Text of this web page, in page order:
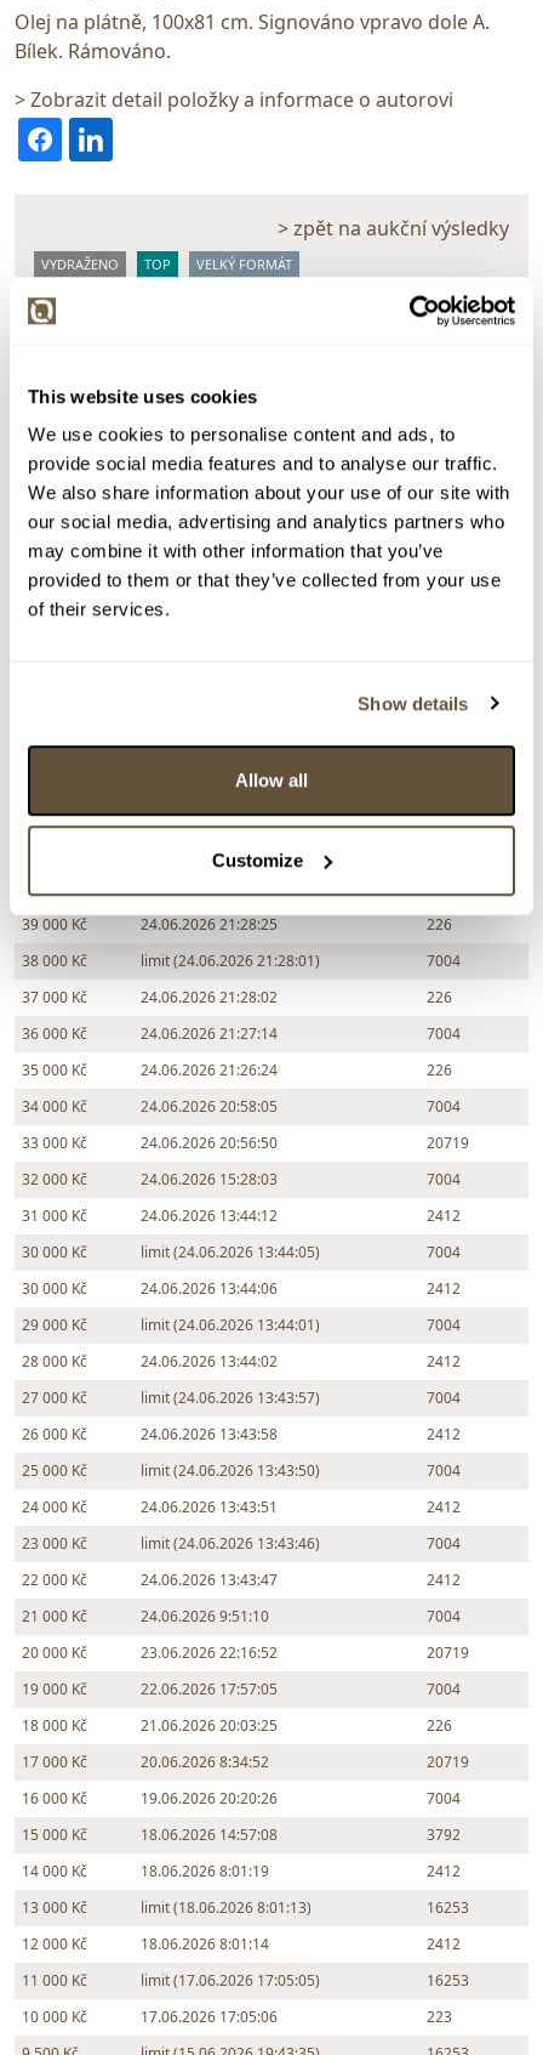
This website uses cookies
We use cookies to personalise content and ads, to
provide social media features and to analyse our traffic.
We also share information about your use of our site with
our social media, advertising and analytics partners who
may combine it with other information that you’ve
provided to them or that they’ve collected from your use
of their services.
Show details
Allow all
Customize
Olej na plátně, 100x81 cm. Signováno vpravo dole A.
Bílek. Rámováno.
> Zobrazit detail položky a informace o autorovi
> zpět na aukční výsledky
VYDRAŽENO TOP VELKÝ FORMÁT
Alois Bílek
Dražba ukončena:
Vyvolávací cena:
vydraženo za:
42 000 Kč
Zpět na aukční výsledky
Chcete prodat obraz od stejného autora?
Částka Přihozeno
Přihodil
24.06.2026 21:32:14
41 000 Kč
24.06.2026 21:30:39
7004
24.06.2026 21:28:32
39 000 Kč
39 000 Kč
24.06.2026 21:28:25
226
38 000 Kč
limit (24.06.2026 21:28:01)
7004
37 000 Kč
24.06.2026 21:28:02
226
36 000 Kč
24.06.2026 21:27:14
7004
35 000 Kč
24.06.2026 21:26:24
226
34 000 Kč
24.06.2026 20:58:05
7004
33 000 Kč
24.06.2026 20:56:50
20719
32 000 Kč
24.06.2026 15:28:03
7004
31 000 Kč
24.06.2026 13:44:12
2412
30 000 Kč
limit (24.06.2026 13:44:05)
7004
30 000 Kč
24.06.2026 13:44:06
2412
29 000 Kč
limit (24.06.2026 13:44:01)
7004
28 000 Kč
24.06.2026 13:44:02
2412
27 000 Kč
limit (24.06.2026 13:43:57)
7004
26 000 Kč
24.06.2026 13:43:58
2412
25 000 Kč
limit (24.06.2026 13:43:50)
7004
24 000 Kč
24.06.2026 13:43:51
2412
23 000 Kč
limit (24.06.2026 13:43:46)
7004
22 000 Kč
24.06.2026 13:43:47
2412
21 000 Kč
24.06.2026 9:51:10
7004
20 000 Kč
23.06.2026 22:16:52
20719
19 000 Kč
22.06.2026 17:57:05
7004
18 000 Kč
21.06.2026 20:03:25
226
17 000 Kč
20.06.2026 8:34:52
20719
16 000 Kč
19.06.2026 20:20:26
7004
15 000 Kč
18.06.2026 14:57:08
3792
14 000 Kč
18.06.2026 8:01:19
2412
13 000 Kč
limit (18.06.2026 8:01:13)
16253
12 000 Kč
18.06.2026 8:01:14
2412
11 000 Kč
limit (17.06.2026 17:05:05)
16253
10 000 Kč
17.06.2026 17:05:06
223